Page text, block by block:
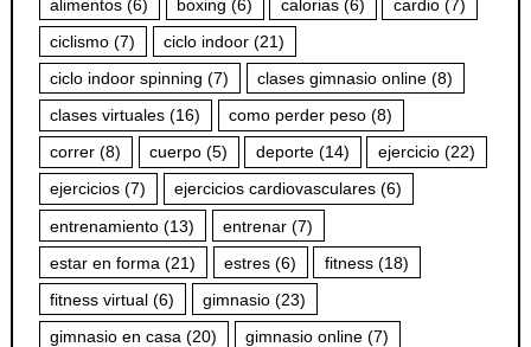
alimentos (6) boxing (6) calorias (6) cardio (7)
ciclismo (7) ciclo indoor (21)
ciclo indoor spinning (7) clases gimnasio online (8)
clases virtuales (16) como perder peso (8)
correr (8) cuerpo (5) deporte (14) ejercicio (22)
ejercicios (7) ejercicios cardiovasculares (6)
entrenamiento (13) entrenar (7)
estar en forma (21) estres (6) fitness (18)
fitness virtual (6) gimnasio (23)
gimnasio en casa (20) gimnasio online (7)